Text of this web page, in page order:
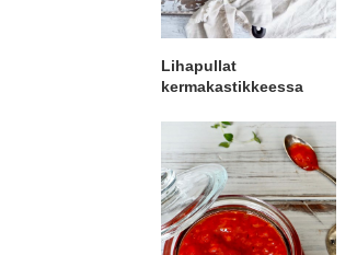
Lihapullat
kermakastikkeessa